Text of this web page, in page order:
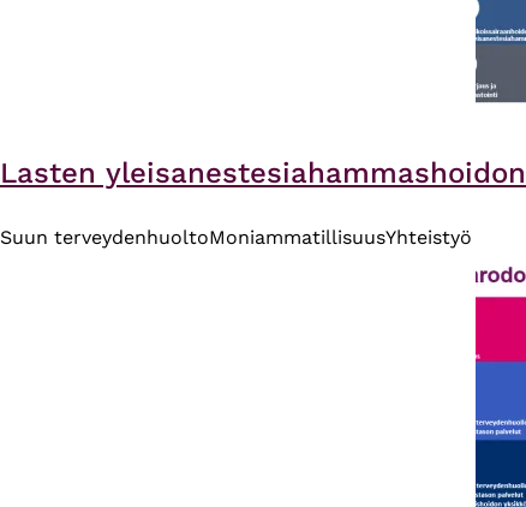
Lasten
Suun terveydenhuoltoMoniammatillisuusYhteistyö